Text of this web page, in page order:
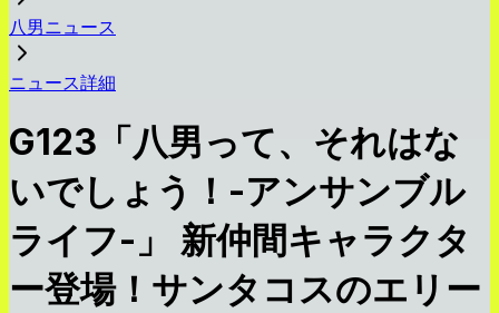
八男ニュース
ニュース詳細
G123「八男って、それはな
いでしょう！-アンサンブル
ライフ-」 新仲間キャラクタ
ー登場！サンタコスのエリー